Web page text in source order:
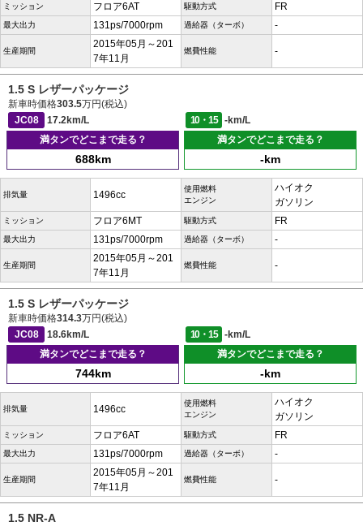
ミッション フロア6AT 駆動方式 FR
最大出力 131ps/7000rpm 過給器（ターボ） -
生産期間
2015年05月～201
7年11月
燃費性能 -
1.5 S レザーパッケージ
新車時価格303.5万円(税込)
JC08
17.2km/L 10・15
-km/L
満タンでどこまで走る？
688km
満タンでどこまで走る？
-km
排気量 1496cc
使用燃料
エンジン
ハイオク
ガソリン
ミッション フロア6MT 駆動方式 FR
最大出力 131ps/7000rpm 過給器（ターボ） -
生産期間
2015年05月～201
7年11月
燃費性能 -
1.5 S レザーパッケージ
新車時価格314.3万円(税込)
JC08
18.6km/L 10・15
-km/L
満タンでどこまで走る？
744km
満タンでどこまで走る？
-km
排気量 1496cc
使用燃料
エンジン
ハイオク
ガソリン
ミッション フロア6AT 駆動方式 FR
最大出力 131ps/7000rpm 過給器（ターボ） -
生産期間
2015年05月～201
7年11月
燃費性能 -
1.5 NR-A